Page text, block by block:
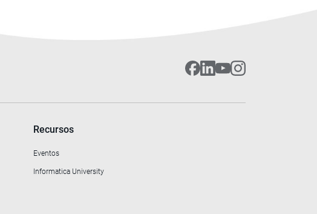
Recursos
Eventos
Informatica University